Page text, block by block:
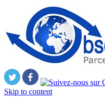
Skip to content